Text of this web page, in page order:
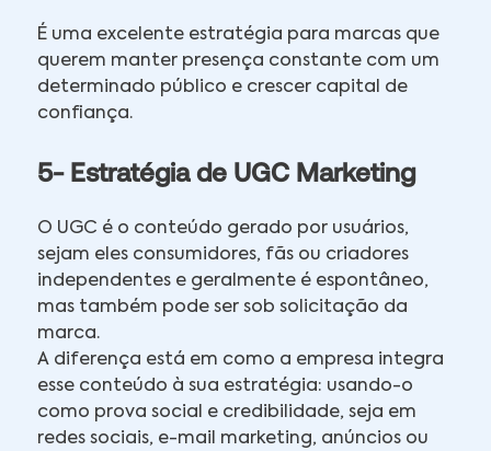
É uma excelente estratégia para marcas que
querem manter presença constante com um
determinado público e crescer capital de
confiança.
5- Estratégia de UGC Marketing
O UGC é o conteúdo gerado por usuários,
sejam eles consumidores, fãs ou criadores
independentes e geralmente é espontâneo,
mas também pode ser sob solicitação da
marca.
A diferença está em como a empresa integra
esse conteúdo à sua estratégia: usando-o
como prova social e credibilidade, seja em
redes sociais, e-mail marketing, anúncios ou